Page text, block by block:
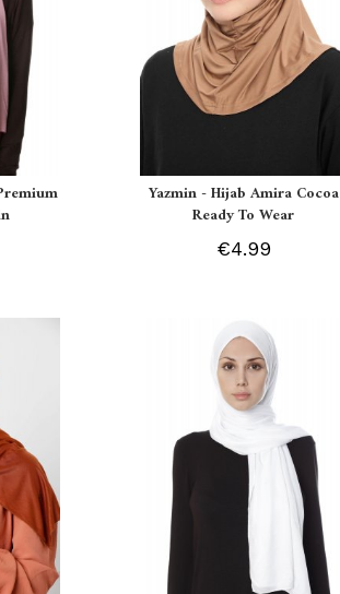
Yazmin - Hijab Amira Cocoa
Ready To Wear
€4.99